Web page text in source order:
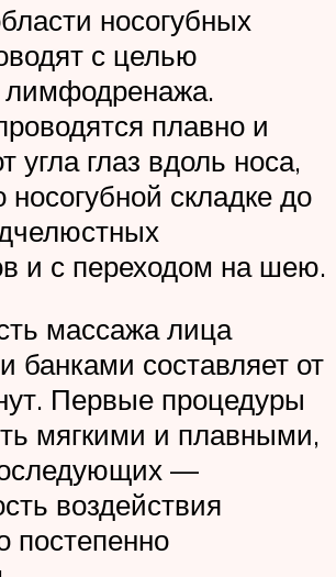
носогубных
с целью
плавно и
угла глаз вдоль носа,
складке до
и с переходом на шею.
массажа лица
банками составляет от
Первые процедуры
мягкими и плавными,
—
воздействия
постепенно